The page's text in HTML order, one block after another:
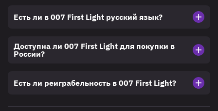
Есть ли в 007 First Light русский язык?
Доступна ли 007 First Light для покупки в
России?
Есть ли реиграбельность в 007 First Light?